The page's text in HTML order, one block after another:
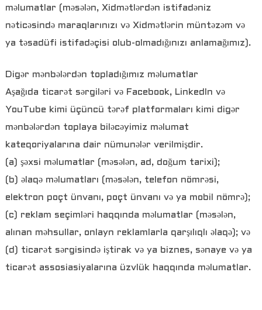
məlumatlar (məsələn, Xidmətlərdən istifadəniz
nəticəsində maraqlarınızı və Xidmətlərin müntəzəm və
ya təsadüfi istifadəçisi olub-olmadığınızı anlamağımız).
Digər mənbələrdən topladığımız məlumatlar
Aşağıda ticarət sərgiləri və Facebook, LinkedIn və
YouTube kimi üçüncü tərəf platformaları kimi digər
mənbələrdən toplaya biləcəyimiz məlumat
kateqoriyalarına dair nümunələr verilmişdir.
(a) şəxsi məlumatlar (məsələn, ad, doğum tarixi);
(b) əlaqə məlumatları (məsələn, telefon nömrəsi,
elektron poçt ünvanı, poçt ünvanı və ya mobil nömrə);
(c) reklam seçimləri haqqında məlumatlar (məsələn,
alınan məhsullar, onlayn reklamlarla qarşılıqlı əlaqə); və
(d) ticarət sərgisində iştirak və ya biznes, sənaye və ya
ticarət assosiasiyalarına üzvlük haqqında məlumatlar.